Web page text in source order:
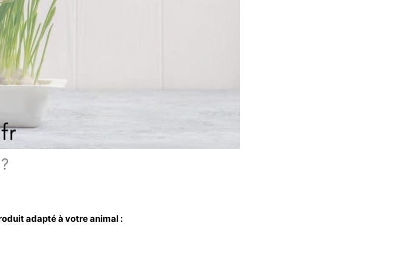
adapté à votre animal :